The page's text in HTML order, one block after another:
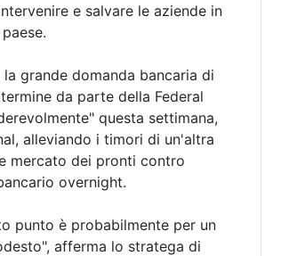
e salvare le aziende in
grande domanda bancaria di
da parte della Federal
questa settimana,
alleviando i timori di un'altra
mercato dei pronti contro
overnight.
punto è probabilmente per un
afferma lo stratega di